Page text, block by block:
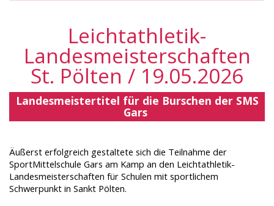
Leichtathletik-
Landesmeisterschaften
St. Pölten / 19.05.2026
Landesmeistertitel für die Burschen der SMS
Gars
Äußerst erfolgreich gestaltete sich die Teilnahme der
SportMittelschule Gars am Kamp an den Leichtathletik-
Landesmeisterschaften für Schulen mit sportlichem
Schwerpunkt in Sankt Pölten.